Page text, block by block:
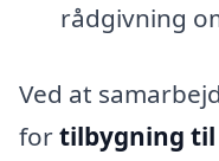
rådgivning
Ved at
fortilbygning til